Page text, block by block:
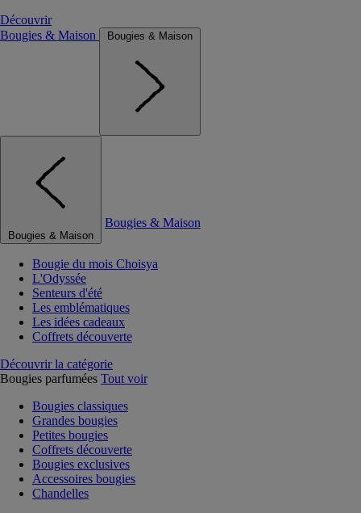
Découvrir
Bougies & Maison
Bougies & Maison
Bougies & Maison
Bougies & Maison
Bougie du mois Choisya
L'Odyssée
Senteurs d'été
Les emblématiques
Les idées cadeaux
Coffrets découverte
Découvrir la catégorie
Bougies parfumées Tout voir
Bougies classiques
Grandes bougies
Petites bougies
Coffrets découverte
Bougies exclusives
Accessoires bougies
Chandelles